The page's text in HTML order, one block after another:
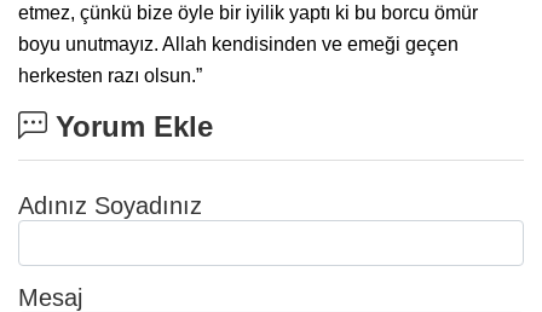
etmez, çünkü bize öyle bir iyilik yaptı ki bu borcu ömür
boyu unutmayız. Allah kendisinden ve emeği geçen
herkesten razı olsun.”
Yorum Ekle
Adınız Soyadınız
Mesaj